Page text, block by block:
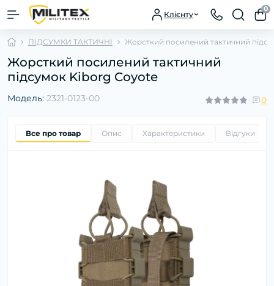
Клієнту
0
ПІДСУМКИ ТАКТИЧНІ Жорсткий посилений тактичний
Жорсткий посилений тактичний
підсумок Kiborg Coyote
Модель: 2321-0123-00 0
Все про товар Опис Характеристики Відгуки